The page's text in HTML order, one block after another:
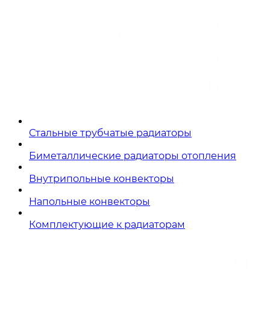
Стальные трубчатые радиаторы
Биметаллические радиаторы отопления
Внутрипольные конвекторы
Напольные конвекторы
Комплектующие к радиаторам